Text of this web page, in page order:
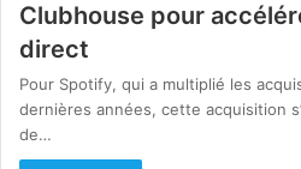
Clubhouse pour
direct
Pour Spotify, qui a multiplié les
dernières années, cette acquisition
de…